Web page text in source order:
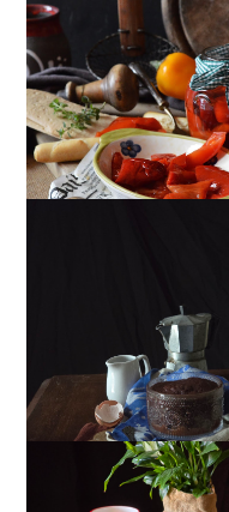
PEPERONI ALLA
PIEMONTESE
MUG CAKE AL
CIOCCOLATO